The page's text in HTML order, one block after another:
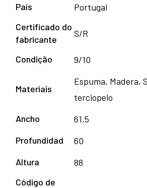
País
Portugal
Certificado do
fabricante
S/R
Condição 9/10
Materiais
Espuma, Madera,
terciopelo
Ancho
61,5
Profundidad
60
Altura
88
Código de